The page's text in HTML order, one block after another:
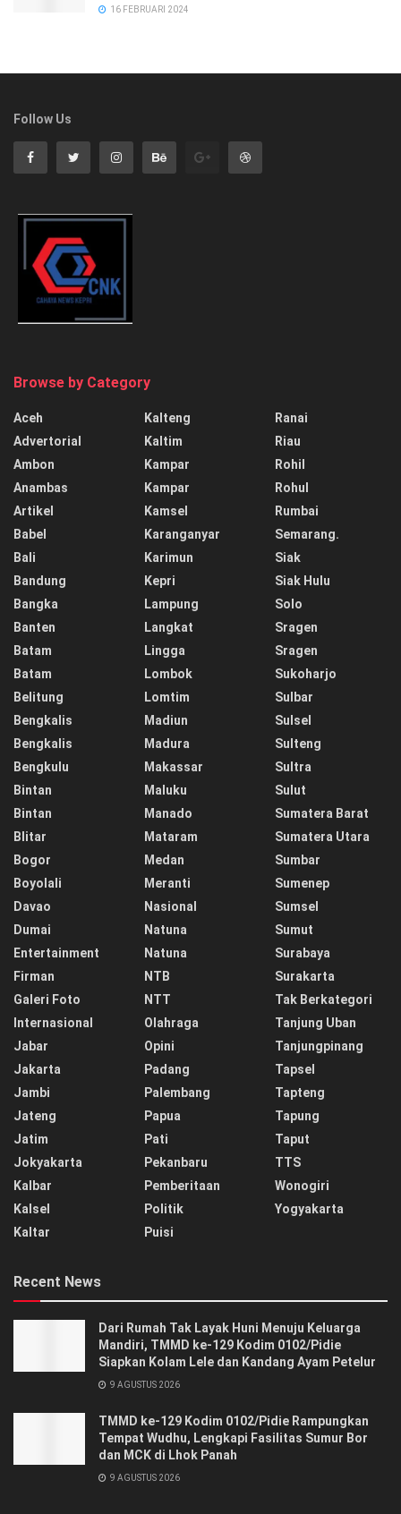
16 FEBRUARI 2024
Follow Us
Browse by Category
Aceh
Advertorial
Ambon
Anambas
Artikel
Babel
Bali
Bandung
Bangka
Banten
Batam
Batam
Belitung
Bengkalis
Bengkalis
Bengkulu
Bintan
Bintan
Blitar
Bogor
Boyolali
Davao
Dumai
Entertainment
Firman
Galeri Foto
Internasional
Jabar
Jakarta
Jambi
Jateng
Jatim
Jokyakarta
Kalbar
Kalsel
Kaltar
Kalteng
Kaltim
Kampar
Kampar
Kamsel
Karanganyar
Karimun
Kepri
Lampung
Langkat
Lingga
Lombok
Lomtim
Madiun
Madura
Makassar
Maluku
Manado
Mataram
Medan
Meranti
Nasional
Natuna
Natuna
NTB
NTT
Olahraga
Opini
Padang
Palembang
Papua
Pati
Pekanbaru
Pemberitaan
Politik
Puisi
Ranai
Riau
Rohil
Rohul
Rumbai
Semarang.
Siak
Siak Hulu
Solo
Sragen
Sragen
Sukoharjo
Sulbar
Sulsel
Sulteng
Sultra
Sulut
Sumatera Barat
Sumatera Utara
Sumbar
Sumenep
Sumsel
Sumut
Surabaya
Surakarta
Tak Berkategori
Tanjung Uban
Tanjungpinang
Tapsel
Tapteng
Tapung
Taput
TTS
Wonogiri
Yogyakarta
Recent News
Dari Rumah Tak Layak Huni Menuju Keluarga
Mandiri, TMMD ke-129 Kodim 0102/Pidie
Siapkan Kolam Lele dan Kandang Ayam Petelur
9 AGUSTUS 2026
TMMD ke-129 Kodim 0102/Pidie Rampungkan
Tempat Wudhu, Lengkapi Fasilitas Sumur Bor
dan MCK di Lhok Panah
9 AGUSTUS 2026